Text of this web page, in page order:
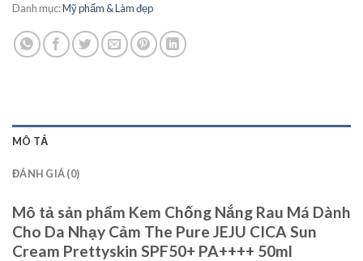
Danh mục:Mỹ phẩm & Làm đẹp
MÔ TẢ
ĐÁNH GIÁ (0)
Mô tả sản phẩm Kem Chống Nắng Rau Má Dành
Cho Da Nhạy Cảm The Pure JEJU CICA Sun
Cream Prettyskin SPF50+ PA++++ 50ml